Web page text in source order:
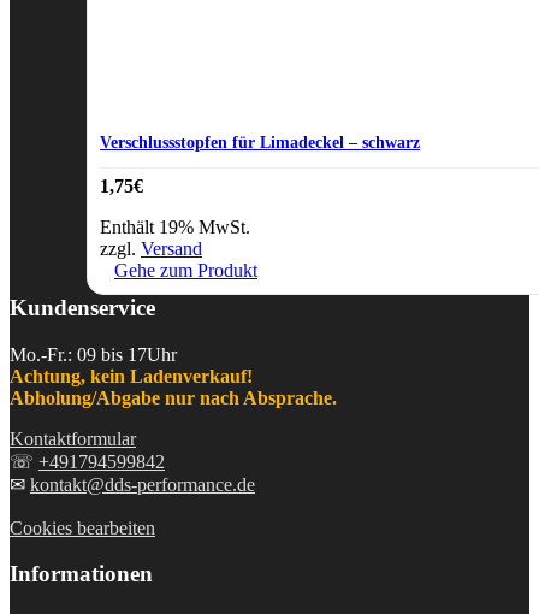
Verschlussstopfen für Limadeckel – schwarz
1,75€
Enthält 19% MwSt.
zzgl. Versand
Gehe zum Produkt
Kundenservice
Mo.-Fr.: 09 bis 17Uhr
Achtung, kein Ladenverkauf!
Abholung/Abgabe nur nach Absprache.
Kontaktformular
☏ +491794599842
✉ kontakt@dds-performance.de
Cookies bearbeiten
Informationen